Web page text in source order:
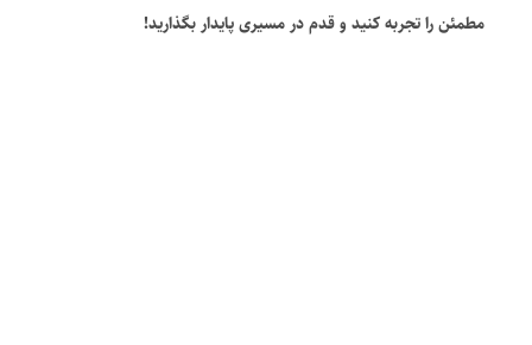
مطمئن را تجربه کنید و قدم در مسیری پایدار بگذارید!